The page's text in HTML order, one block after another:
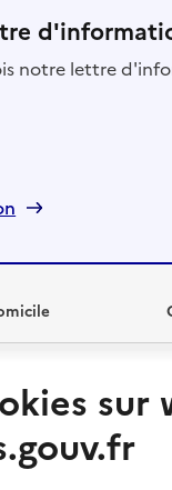
notre lettre
soins à domicilesur